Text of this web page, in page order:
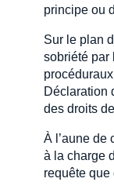
principe ou
Sur le plan
sobriété par
Déclaration
des droits
À l’aune de
à la charge
requête que